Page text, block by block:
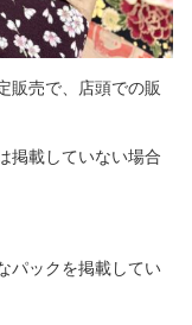
販売で、店頭での販
掲載していない場合
パックを掲載してい